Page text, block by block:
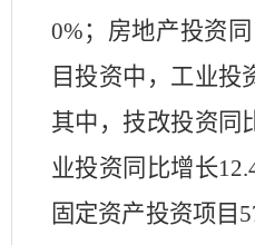
0%；房地产投资
目投资中，工业投
其中，技改投资同
业投资同比增长
固定资产投资项目